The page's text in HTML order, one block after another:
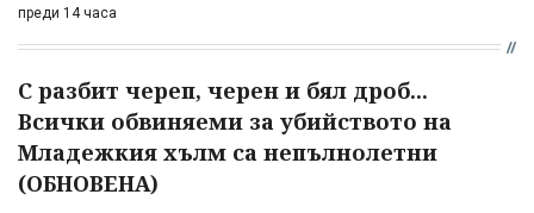
преди 14 часа
С разбит череп, черен и бял дроб...
Всички обвиняеми за убийството на
Младежкия хълм са непълнолетни
(ОБНОВЕНА)